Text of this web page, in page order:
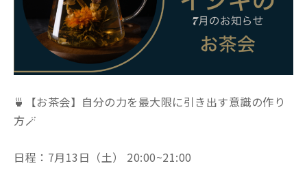
🍵【お茶会】自分の力を最大限に引き出す意識の作り
方🪄
日程：7月13日（土） 20:00~21:00